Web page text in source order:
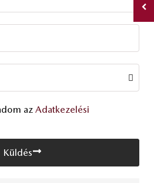
az Adatkezelési
Küldés